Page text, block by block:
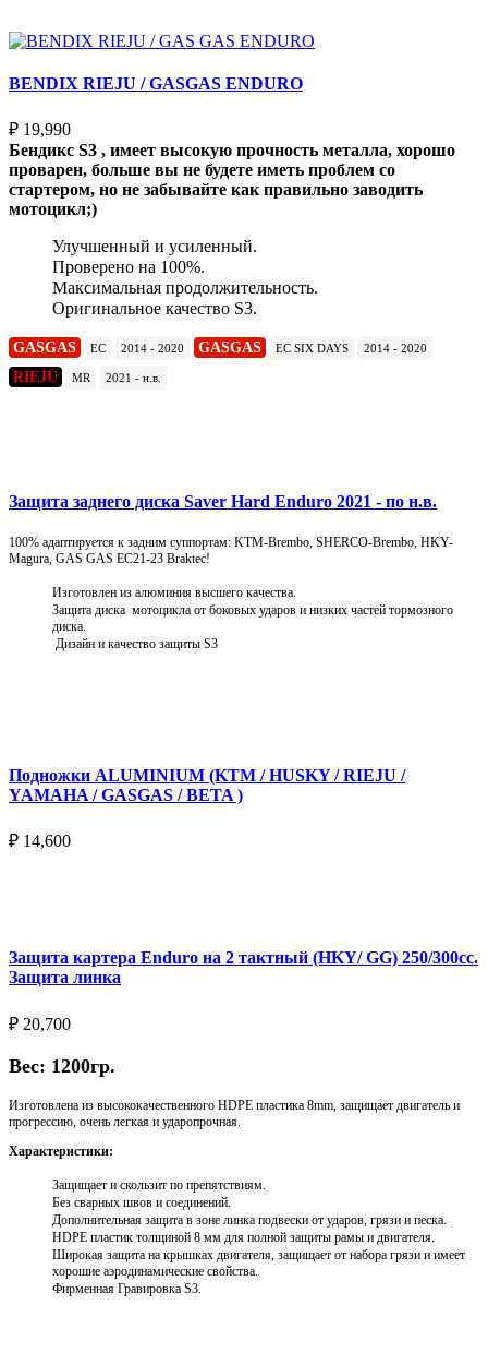
BENDIX RIEJU / GASGAS ENDURO
₽ 19,990
Бендикс S3 , имеет высокую прочность металла, хорошо
проварен, больше вы не будете иметь проблем со
стартером, но не забывайте как правильно заводить
мотоцикл;)
Улучшенный и усиленный.
Проверено на 100%.
Максимальная продолжительность.
Оригинальное качество S3.
GASGAS EC 2014 - 2020 GASGAS EC SIX DAYS 2014 - 2020
RIEJU MR 2021 - н.в.
Защита заднего диска Saver Hard Enduro 2021 - по н.в.
100% адаптируется к задним суппортам: KTM-Brembo, SHERCO-Brembo, HKY-
Magura, GAS GAS EC21-23 Braktec!
Изготовлен из алюминия высшего качества.
Защита диска мотоцикла от боковых ударов и низких частей тормозного
диска.
Дизайн и качество защиты S3
Подножки ALUMINIUM (KTM / HUSKY / RIEJU /
YAMAHA / GASGAS / BETA )
₽ 14,600
Защита картера Enduro на 2 тактный (HKY/ GG) 250/300cc.
Защита линка
₽ 20,700
Вес: 1200гр.
Изготовлена из высококачественного HDPE пластика 8mm, защищает двигатель и
прогрессию, очень легкая и ударопрочная.
Характеристики:
Защищает и скользит по препятствиям.
Без сварных швов и соединений.
Дополнительная защита в зоне линка подвески от ударов, грязи и песка.
HDPE пластик толщиной 8 мм для полной защиты рамы и двигателя.
Широкая защита на крышках двигателя, защищает от набора грязи и имеет
хорошие аэродинамические свойства.
Фирменная Гравировка S3.